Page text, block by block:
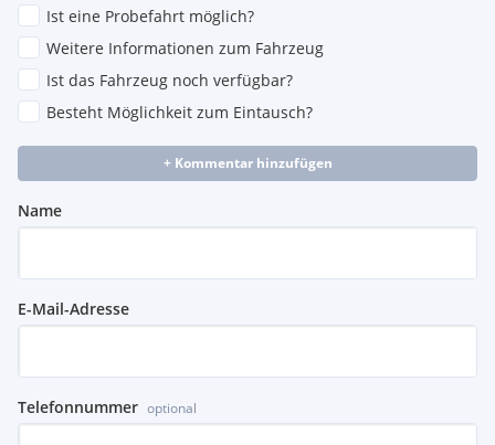
Ist eine Probefahrt möglich?
Weitere Informationen zum Fahrzeug
Ist das Fahrzeug noch verfügbar?
Besteht Möglichkeit zum Eintausch?
+ Kommentar hinzufügen
Name
E-Mail-Adresse
Telefonnummer optional